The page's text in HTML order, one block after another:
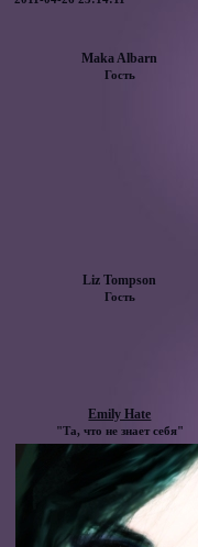
Maka Albarn
Гость
Liz Tompson
Гость
Emily Hate
"Та, что не знает себя"